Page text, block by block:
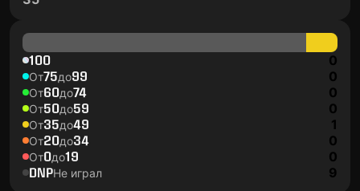
100 0
От75до99 0
От60до74 0
От50до59 0
От35до49 1
От20до34 0
От0до19 0
DNPНе играл 9